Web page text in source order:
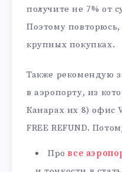
получите не 7% от
Поэтому
крупных покупках.
Также рекомендую
в аэропорту, из
Канарах их 8) офис
FREE REFUND.
Провсе